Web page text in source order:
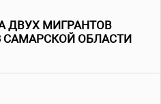
ДВУХ МИГРАНТОВ
ОБЛАСТИ